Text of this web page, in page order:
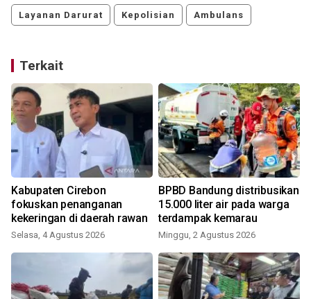
Layanan Darurat Kepolisian Ambulans
Terkait
Kabupaten Cirebon
fokuskan penanganan
kekeringan di daerah rawan
Selasa, 4 Agustus 2026
BPBD Bandung distribusikan
15.000 liter air pada warga
terdampak kemarau
Minggu, 2 Agustus 2026